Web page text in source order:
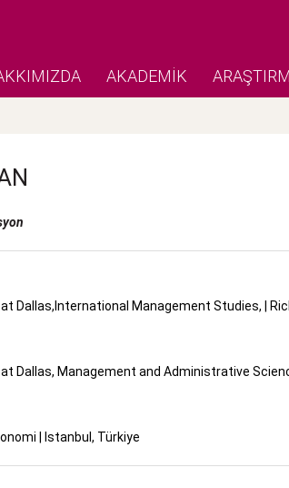
AKADEMİK
Dallas,International Management Studies, |
Dallas, Management and Administrative
| Istanbul, Türkiye